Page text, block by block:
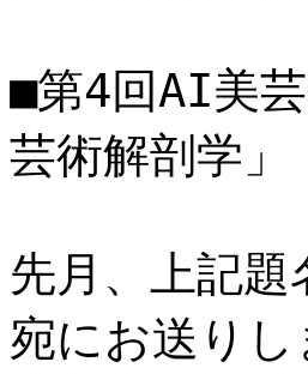
■第4回AI美
芸術解剖学」
先月、上記
宛にお送りし